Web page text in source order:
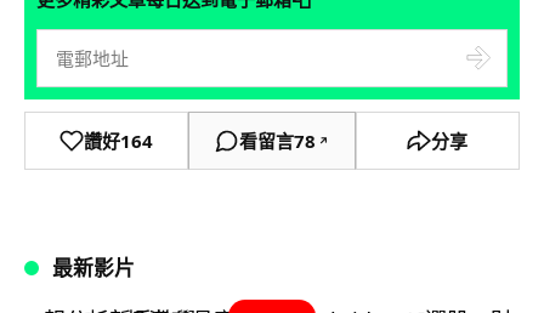
讚好164 看留言78 ↗ 分享
最新影片